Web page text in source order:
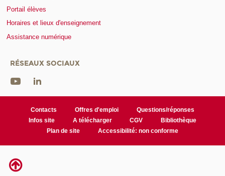
Portail élèves
Horaires et lieux d'enseignement
Assistance numérique
RÉSEAUX SOCIAUX
Contacts Offres d'emploi
Questions/réponses
Infos site
A télécharger CGV
Bibliothèque
Plan de site
Accessibilité: non conforme